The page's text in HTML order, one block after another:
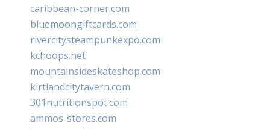
caribbean-corner.com
bluemoongiftcards.com
rivercitysteampunkexpo.com
kchoops.net
mountainsideskateshop.com
kirtlandcitytavern.com
301nutritionspot.com
ammos-stores.com